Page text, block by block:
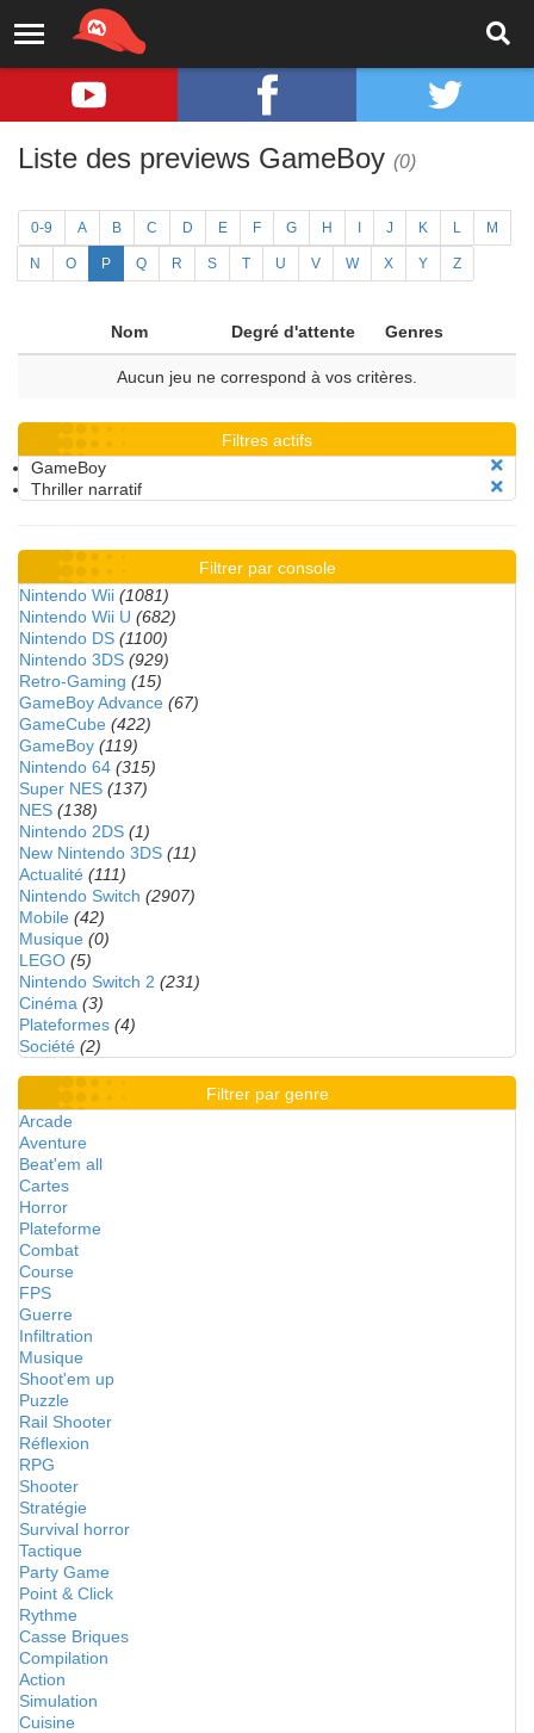
Liste des previews GameBoy (0)
0-9 A B C D E F G H J K L M
N O P Q R S T U V W X Y Z
Nom Degré d'attente Genres
Aucun jeu ne correspond à vos critères.
Filtres actifs
GameBoy
Thriller narratif
Filtrer par console
Nintendo Wii (1081)
Nintendo Wii U (682)
Nintendo DS (1100)
Nintendo 3DS (929)
Retro-Gaming (15)
GameBoy Advance (67)
GameCube (422)
GameBoy (119)
Nintendo 64 (315)
Super NES (137)
NES (138)
Nintendo 2DS (1)
New Nintendo 3DS (11)
Actualité (111)
Nintendo Switch (2907)
Mobile (42)
Musique (0)
LEGO (5)
Nintendo Switch 2 (231)
Cinéma (3)
Plateformes (4)
Société (2)
Filtrer par genre
Arcade
Aventure
Beat'em all
Cartes
Horror
Plateforme
Combat
Course
FPS
Guerre
Infiltration
Musique
Shoot'em up
Puzzle
Rail Shooter
Réflexion
RPG
Shooter
Stratégie
Survival horror
Tactique
Party Game
Point & Click
Rythme
Casse Briques
Compilation
Action
Simulation
Cuisine